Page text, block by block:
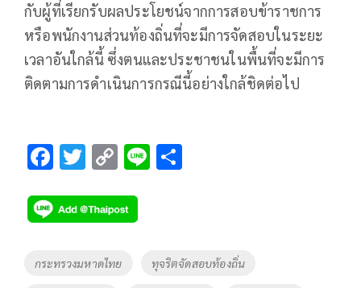
กับผู้ที่เรียกรับผลประโยชน์จากการสอบข้าราชการ
หรือพนักงานส่วนท้องถิ่นที่จะมีการจัดสอบในระยะ
เวลาอันใกล้นี้ ซึ่งตนและประชาชนในพื้นที่จะมีการ
ติดตามการดำเนินการกรณีนี้อย่างใกล้ชิดต่อไป
F
e
b
o
T
tt
er
C
p
y
Li
Li
Tags
กระทรวงมหาดไทย ทุจริตจัดสอบท้องถิ่น